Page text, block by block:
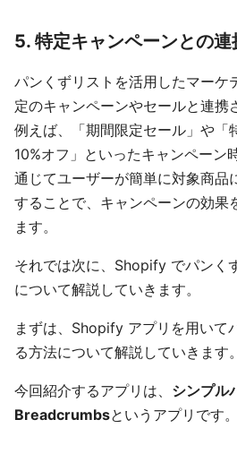
5. 特定キャンペーンとの連
パンくずリストを活用したマーケ
定のキャンペーンやセールと連携
例えば、「期間限定セール」や「
10%オフ」といったキャンペーン
通じてユーザーが簡単に対象商品
することで、キャンペーンの効果
ます。
それでは次に、Shopify でパンく
について解説していきます。
まずは、Shopify アプリを用いて
る方法について解説していきます。
今回紹介するアプリは、 シンプル
Breadcrumbsというアプリです。